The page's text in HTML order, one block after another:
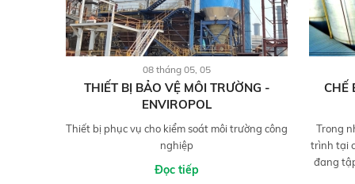
08 tháng 05, 05
THIẾT BỊ BẢO VỆ MÔI TRƯỜNG -
ENVIROPOL
Thiết bị phục vụ cho kiểm soát môi trường công
nghiệp
Đọc tiếp
CHẾ
Trong
trình tại
đang